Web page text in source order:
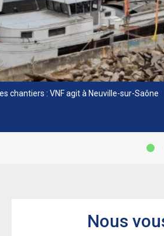
chantiers : VNF agit à Neuville-sur-Saône
Nous